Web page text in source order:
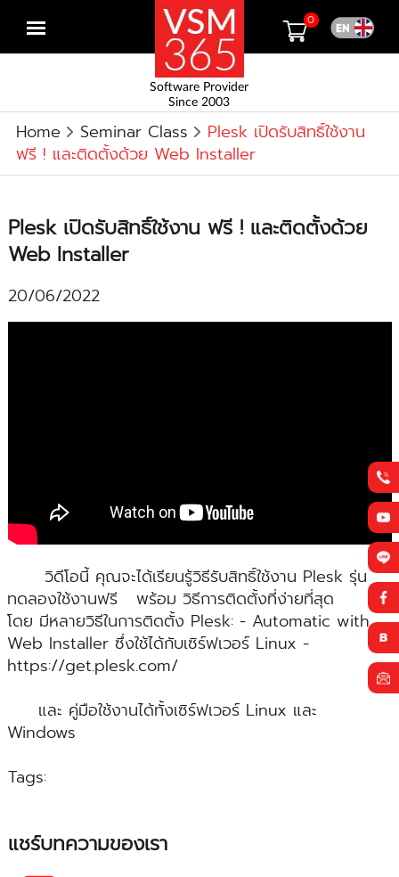
Open
Software Provider
Since 2003
0
Home Seminar Class
Plesk เปิดรับสิทธิ์ใช้งาน
ฟรี ! และติดตั้งด้วย Web Installer
Plesk เปิดรับสิทธิ์ใช้งาน ฟรี ! และติดตั้งด้วย
Web Installer
20/06/2022
วิดีโอนี้ คุณจะได้เรียนรู้วิธีรับสิทธิ์ใช้งาน Plesk รุ่น
ทดลองใช้งานฟรี พร้อม วิธีการติดตั้งที่ง่ายที่สุด
โดย มีหลายวิธีในการติดตั้ง Plesk: - Automatic with
Web Installer ซึ่งใช้ได้กับเซิร์ฟเวอร์ Linux -
https://get.plesk.com/
และ คู่มือใช้งานได้ทั้งเซิร์ฟเวอร์ Linux และ
Windows
Tags:
แชร์บทความของเรา